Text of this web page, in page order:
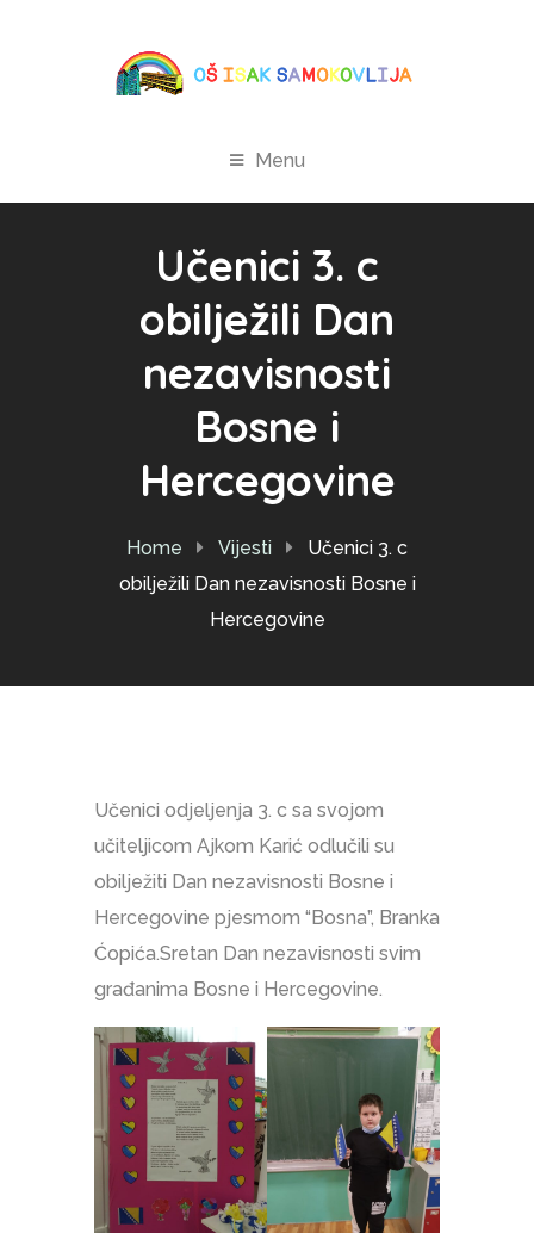
Menu
Učenici 3. c
obilježili Dan
nezavisnosti
Bosne i
Hercegovine
Home Vijesti
Učenici 3. c
obilježili Dan nezavisnosti Bosne i
Hercegovine
Učenici odjeljenja 3. c sa svojom
učiteljicom Ajkom Karić odlučili su
obilježiti Dan nezavisnosti Bosne i
Hercegovine pjesmom “Bosna”, Branka
Ćopića.Sretan Dan nezavisnosti svim
građanima Bosne i Hercegovine.